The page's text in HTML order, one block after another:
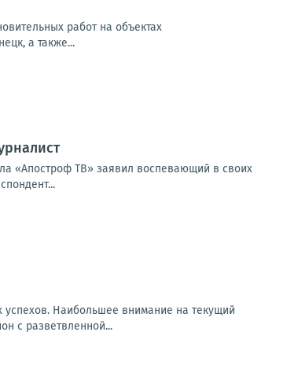
работ на объектах
а также...
«Апостроф ТВ» заявил воспевающий в своих
успехов. Наибольшее внимание на текущий
с разветвленной...